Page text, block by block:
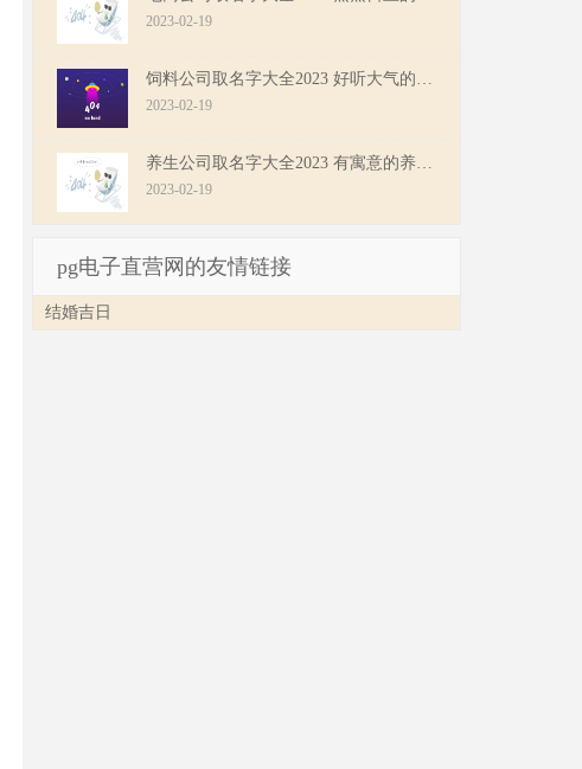
2023-02-19
2023-02-19
2023-02-19
pg电子直营网的友情链接
结婚吉日